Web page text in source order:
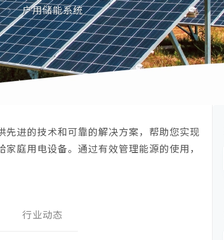
户用储能系统
进的技术和可靠的解决方案，帮助您实现
庭用电设备。通过有效管理能源的使用，
行业动态